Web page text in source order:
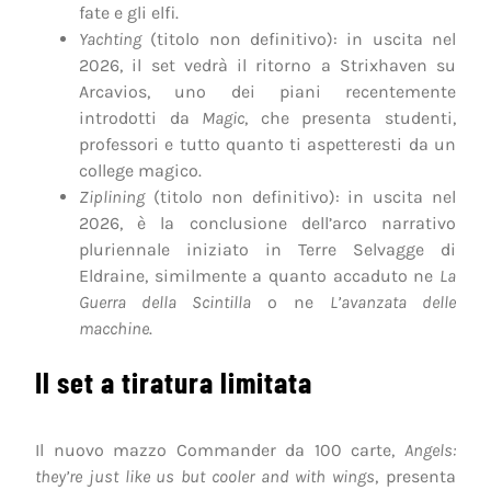
fate e gli elfi.
Yachting(titolo non definitivo): in uscita nel
2026, il set vedrà il ritorno a Strixhaven su
Arcavios, uno dei piani recentemente
introdotti da Magic, che presenta studenti,
professori e tutto quanto ti aspetteresti da un
college magico.
Ziplining(titolo non definitivo): in uscita nel
2026, è la conclusione dell’arco narrativo
pluriennale iniziato in Terre Selvagge di
Eldraine, similmente a quanto accaduto ne La
Guerra della Scintilla o ne L’avanzata delle
macchine.
Il set a tiratura limitata
Il nuovo mazzo Commander da 100 carte, Angels:
they’re just like us but cooler and with wings, presenta